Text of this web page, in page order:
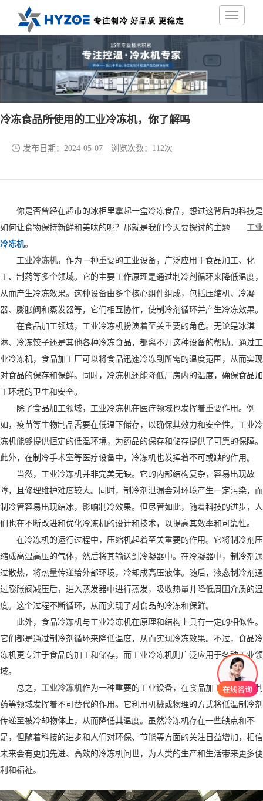
冷冻食品所使用的工业冷冻机，你了解吗
发布日期： 2024-05-07 浏览次数： 112次
你是否曾经在超市的冰柜里拿起一盒冷冻食品，想过这背后的科技是
如何让食物保持新鲜和美味的呢？那就是我们今天要探讨的主题——工业
冷冻机。
工业冷冻机，作为一种重要的工业设备，广泛应用于食品加工、化
工、制药等多个领域。它的主要工作原理是通过制冷剂循环来降低温度，
从而产生冷冻效果。这种设备由多个核心组件组成，包括压缩机、冷凝
器、膨胀阀和蒸发器等，它们相互协作，使制冷剂循环并产生冷冻效果。
在食品加工领域，工业冷冻机扮演着至关重要的角色。无论是冰淇
淋、冷冻饺子还是其他各种冷冻食品，都离不开这种设备的帮助。通过工
业冷冻机，食品加工厂可以将食品迅速冷冻到所需的温度范围，从而实现
对食品的保存和保鲜。同时，冷冻机还能降低厂房内的温度，确保食品加
工环境的卫生和安全。
除了食品加工领域，工业冷冻机在医疗领域也发挥着重要作用。例
如，疫苗等生物制品需要在低温下储存，以确保其效力和安全性。工业冷
冻机能够提供恒定的低温环境，为药品的保存和储存提供了可靠的保障。
此外，在制冷手术室等医疗设备中，冷冻机也发挥着不可或缺的作用。
当然，工业冷冻机并非完美无缺。它的内部结构复杂，容易出现故
障，且修理维护难度较大。同时，制冷剂泄漏会对环境产生一定污染，而
制冷管容易出现结冰，影响制冷效果。但尽管如此，随着科技的进步，人
们也在不断改进和优化冷冻机的设计和技术，以提高其效率和可靠性。
在冷冻机的运行过程中，压缩机起着至关重要的作用。它将制冷剂压
缩成高温高压的气体，然后将其输送到冷凝器中。在冷凝器中，制冷剂通
过散热，将热量传递给外部环境，冷却成高压液体。随后，液态制冷剂通
过膨胀阀减压后，进入蒸发器中进行蒸发，吸收热量并降低周围介质的温
度。这个过程不断循环，从而实现了对食品的冷冻和保鲜。
此外，食品冷冻机与工业冷冻机在原理和结构上具有一定的相似性。
它们都是通过制冷剂循环来降低温度，从而实现冷冻效果。不过，食品冷
冻机更专注于食品的加工和储存，而工业冷冻机则广泛应用于各种工业领
域。
总之， 工业冷冻机作为一种重要的工业设备，在食品加工、化工、制
药等领域发挥着不可替代的作用。它利用机械或物理的方式将低温制冷剂
传递至被冷却物体上，从而降低其温度。虽然冷冻机存在一些缺点和不
足，但随着科技的进步和人们对环保、节能等方面的关注日益增加，相信
未来会有更加先进、高效的冷冻机问世，为人类的生产和生活带来更多便
利和福祉。